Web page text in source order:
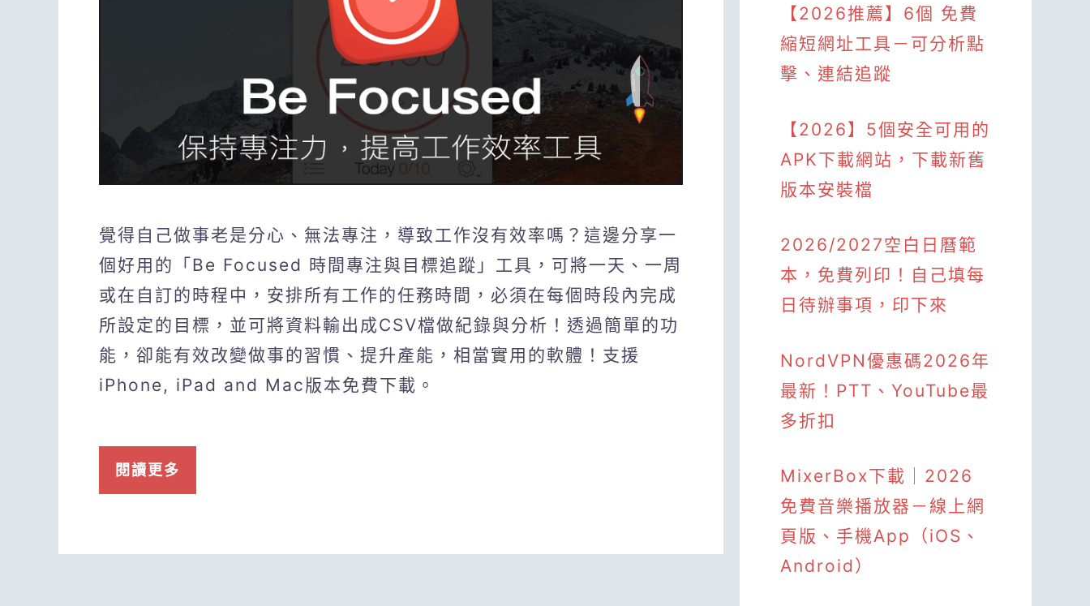
覺得自己做事老是分心、無法專注，導致工作沒有效率嗎？這邊分享一
個好用的「Be Focused 時間專注與目標追蹤」工具，可將一天、一周
或在自訂的時程中，安排所有工作的任務時間，必須在每個時段內完成
所設定的目標，並可將資料輸出成CSV檔做紀錄與分析！透過簡單的功
能，卻能有效改變做事的習慣、提升產能，相當實用的軟體！支援
iPhone, iPad and Mac版本免費下載。
閱讀更多
【2026推薦】6個 免費
縮短網址工具－可分析點
擊、連結追蹤
【2026】5個安全可用的
APK下載網站，下載新舊
版本安裝檔
2026/2027空白日曆範
本，免費列印！自己填每
日待辦事項，印下來
NordVPN優惠碼2026年
最新！PTT、YouTube最
多折扣
MixerBox下載｜2026
免費音樂播放器－線上網
頁版、手機App（iOS、
Android）